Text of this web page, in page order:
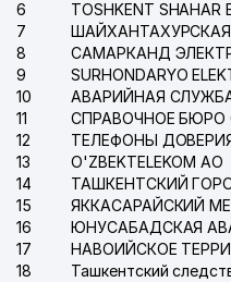
6
7
8
9
10
11
12
13
O'ZBEKTELEKOM АО
14
15
16
17
18